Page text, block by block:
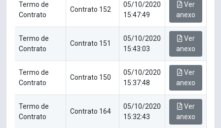
Termo de
Contrato
Contrato 152
05/10/2020
15:47:49
Ver
anexo
Termo de
Contrato
Contrato 151
05/10/2020
15:43:03
Ver
anexo
Termo de
Contrato
Contrato 150
05/10/2020
15:37:48
Ver
anexo
Termo de
Contrato
Contrato 164
05/10/2020
15:32:43
Ver
anexo